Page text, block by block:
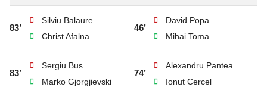
83’
Silviu Balaure
Christ Afalna
46’
David Popa
Mihai Toma
83’
Sergiu Bus
Marko Gjorgjievski
74’
Alexandru Pantea
Ionut Cercel